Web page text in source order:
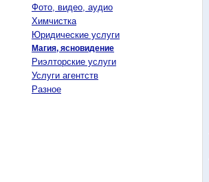
Фото, видео, аудио
Химчистка
Юридические услуги
Магия, ясновидение
Риэлторские услуги
Услуги агентств
Разное